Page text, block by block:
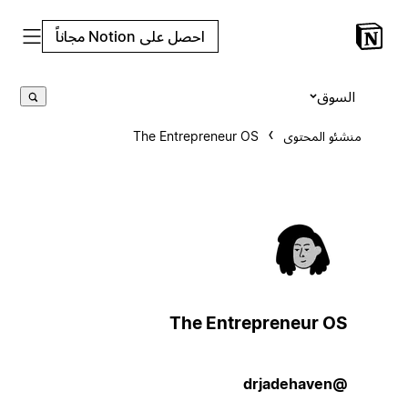
احصل على Notion مجاناً
منشئو المحتوى The Entrepreneur OS
The Entrepreneur OS